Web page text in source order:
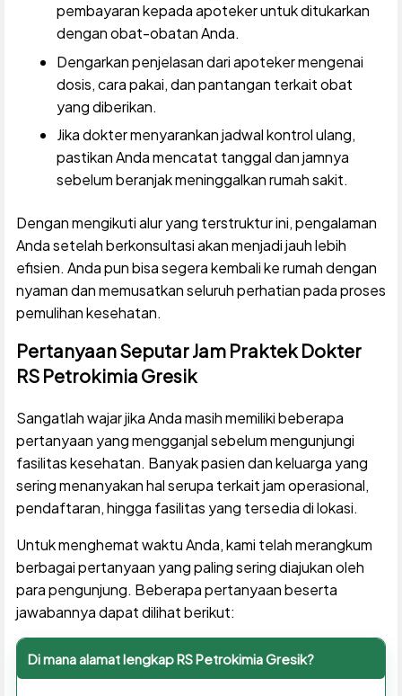
pembayaran kepada apoteker untuk ditukarkan
dengan obat-obatan Anda.
Dengarkan penjelasan dari apoteker mengenai
dosis, cara pakai, dan pantangan terkait obat
yang diberikan.
Jika dokter menyarankan jadwal kontrol ulang,
pastikan Anda mencatat tanggal dan jamnya
sebelum beranjak meninggalkan rumah sakit.
Dengan mengikuti alur yang terstruktur ini, pengalaman
Anda setelah berkonsultasi akan menjadi jauh lebih
efisien. Anda pun bisa segera kembali ke rumah dengan
nyaman dan memusatkan seluruh perhatian pada proses
pemulihan kesehatan.
Pertanyaan Seputar Jam Praktek Dokter
RS Petrokimia Gresik
Sangatlah wajar jika Anda masih memiliki beberapa
pertanyaan yang mengganjal sebelum mengunjungi
fasilitas kesehatan. Banyak pasien dan keluarga yang
sering menanyakan hal serupa terkait jam operasional,
pendaftaran, hingga fasilitas yang tersedia di lokasi.
Untuk menghemat waktu Anda, kami telah merangkum
berbagai pertanyaan yang paling sering diajukan oleh
para pengunjung. Beberapa pertanyaan beserta
jawabannya dapat dilihat berikut:
Di mana alamat lengkap RS Petrokimia Gresik?